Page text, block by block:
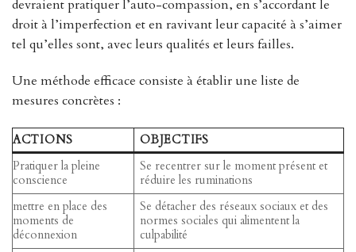
devraient pratiquer l’auto-compassion, en s’accordant le
droit à l’imperfection et en ravivant leur capacité à s’aimer
tel qu’elles sont, avec leurs qualités et leurs failles.
Une méthode efficace consiste à établir une liste de
mesures concrètes :
ACTIONS
OBJECTIFS
Pratiquer la pleine
conscience
Se recentrer sur le moment présent et
réduire les ruminations
mettre en place des
moments de
déconnexion
Se détacher des réseaux sociaux et des
normes sociales qui alimentent la
culpabilité